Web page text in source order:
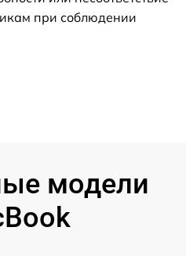
при соблюдении
модели